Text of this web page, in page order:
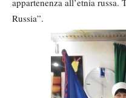
appartenenza all’etnia
Russia”.